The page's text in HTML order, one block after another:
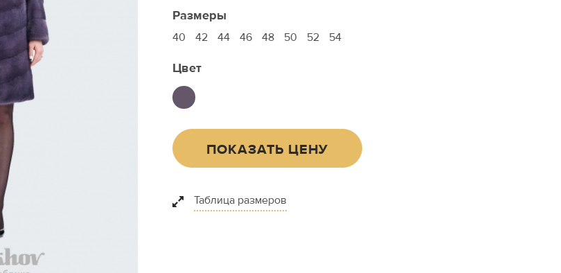
Размеры
40 42 44 46 48 50 52 54
Цвет
ПОКАЗАТЬ ЦЕНУ
Таблица размеров